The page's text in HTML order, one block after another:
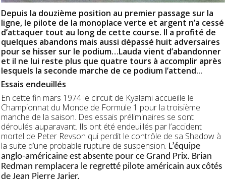
Depuis la douzième position au premier passage sur la
ligne, le pilote de la monoplace verte et argent n’a cessé
d’attaquer tout au long de cette course. Il a profité de
quelques abandons mais aussi dépassé huit adversaires
pour se hisser sur le podium…Lauda vient d’abandonner
et il ne lui reste plus que quatre tours à accomplir après
lesquels la seconde marche de ce podium l’attend...
Essais endeuillés
En cette fin mars 1974 le circuit de Kyalami accueille le
Championnat du Monde de Formule 1 pour la troisième
manche de la saison. Des essais préliminaires se sont
déroulés auparavant. Ils ont été endeuillés par l’accident
mortel de Peter Revson qui perdit le contrôle de sa Shadow à
la suite d’une probable rupture de suspension. L’équipe
anglo-américaine est absente pour ce Grand Prix. Brian
Redman remplacera le regretté pilote américain aux côtés
de Jean Pierre Jarier.